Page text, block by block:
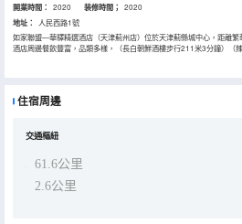
開業時間： 2020 装修時間； 2020
地址：
人民西路1號
如家聯盟—華驛精選酒店（天津薊州店）位於天津薊縣城中心，距離繁
酒店周邊餐飲豐富，品類多樣，（長白朝鮮酒樓步行211米3分鐘）（
鐘461米）（得源灶台魚駕車5分鐘1.9公里）（九田家黑牛烤肉料理
鐘2.4公里）（賢和莊滷味火鍋駕車6分鐘2.3公里）購物方便，（薊縣
住宿周邊
交通樞紐
61.6公里
2.6公里